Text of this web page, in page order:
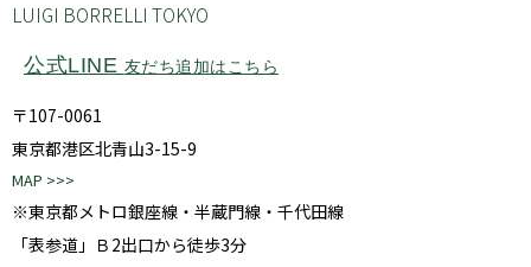
LUIGI BORRELLI TOKYO
公式LINE 友だち追加はこちら
〒107-0061
東京都港区北青山3-15-9
MAP >>>
※東京都メトロ銀座線・半蔵門線・千代田線
「表参道」Ｂ2出口から徒歩3分